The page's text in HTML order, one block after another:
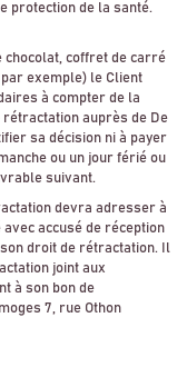
protection de la santé.
chocolat, coffret de carré
exemple) le Client
à compter de la
auprès de De
sa décision ni à payer
ou un jour férié ou
suivant.
devra adresser à
accusé de réception
droit de rétractation. Il
joint aux
à son bon de
7, rue Othon